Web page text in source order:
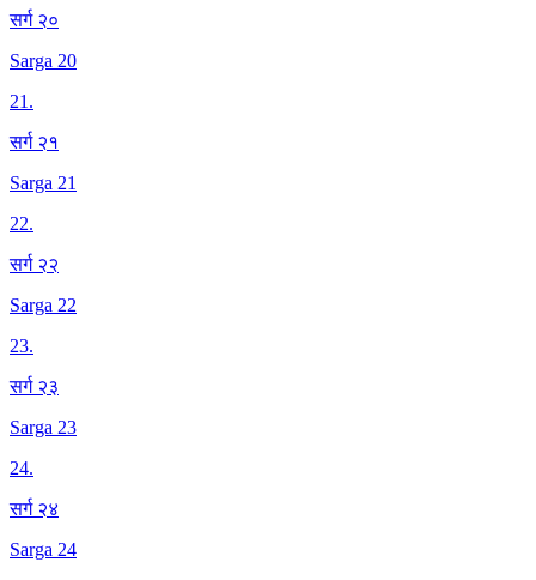
सर्ग २०
Sarga 20
21.
सर्ग २१
Sarga 21
22.
सर्ग २२
Sarga 22
23.
सर्ग २३
Sarga 23
24.
सर्ग २४
Sarga 24